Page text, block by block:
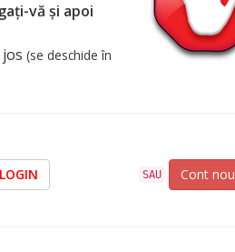
vă și apoi
(se deschide în
LOGIN SAU Cont nou